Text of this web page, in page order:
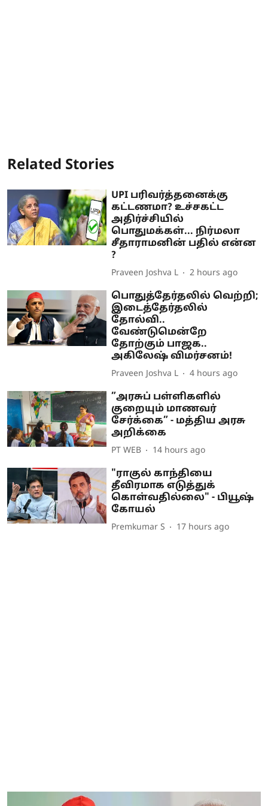
Related Stories
UPI பரிவர்த்தனைக்கு
கட்டணமா? உச்சகட்ட
அதிர்ச்சியில்
பொதுமக்கள்... நிர்மலா
சீதாராமனின் பதில் என்ன
?
Praveen Joshva L 2 hours ago
பொதுத்தேர்தலில் வெற்றி;
இடைத்தேர்தலில்
தோல்வி..
வேண்டுமென்றே
தோற்கும் பாஜக..
அகிலேஷ் விமர்சனம்!
Praveen Joshva L 4 hours ago
”அரசுப் பள்ளிகளில்
குறையும் மாணவர்
சேர்க்கை” - மத்திய அரசு
அறிக்கை
PT WEB 14 hours ago
"ராகுல் காந்தியை
தீவிரமாக எடுத்துக்
கொள்வதில்லை" - பியூஷ்
கோயல்
Premkumar S 17 hours ago